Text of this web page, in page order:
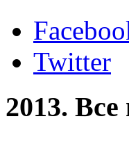
Twitter
2013.